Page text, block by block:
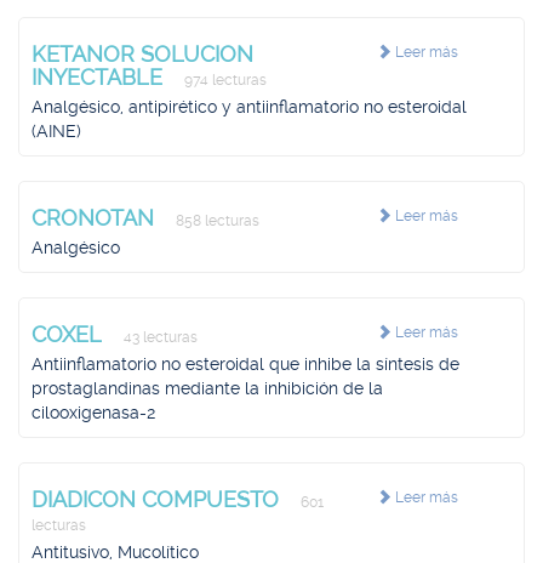
Leer más
KETANOR SOLUCION
INYECTABLE
974 lecturas
Analgésico, antipirético y antiinflamatorio no esteroidal
(AINE)
Leer más
CRONOTAN 858 lecturas
Analgésico
Leer más
COXEL 43 lecturas
Antiinflamatorio no esteroidal que inhibe la síntesis de
prostaglandinas mediante la inhibición de la
cilooxigenasa-2
Leer más
DIADICON COMPUESTO
601
lecturas
Antitusivo, Mucolítico